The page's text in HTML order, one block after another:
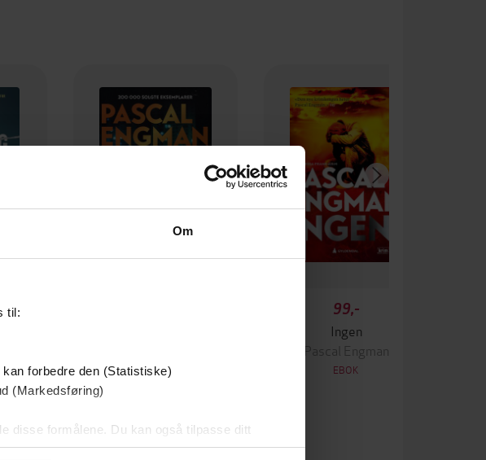
Om
til:
forbedre den (Statistiske)
(Markedsføring)
disse formålene. Du kan også tilpasse ditt
helst trekke tilbake eller endre ditt samtykke.
EBOK
99,-
Ingen
Pascal Engman
EBOK